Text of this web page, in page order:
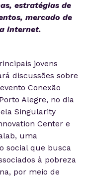
estratégias de
mercado de
internet.
jovens
discussões sobre
Conexão
Alegre, no dia
Singularity
Center e
uma
social que busca
à pobreza
por meio de